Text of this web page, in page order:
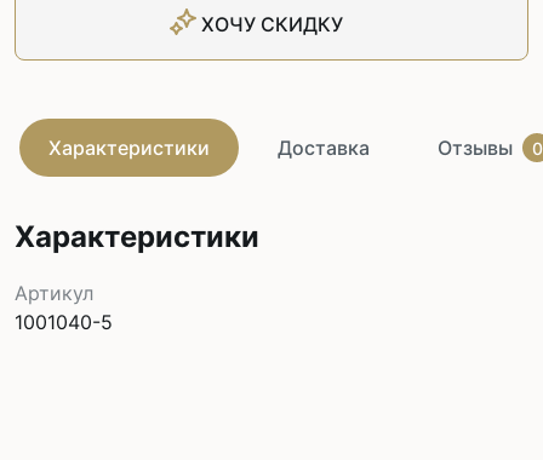
ХОЧУ СКИДКУ
Характеристики Доставка Отзывы 0
Характеристики
Артикул
1001040-5